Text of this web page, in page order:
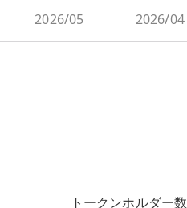
2026/05 2026/04
トークンホルダー数